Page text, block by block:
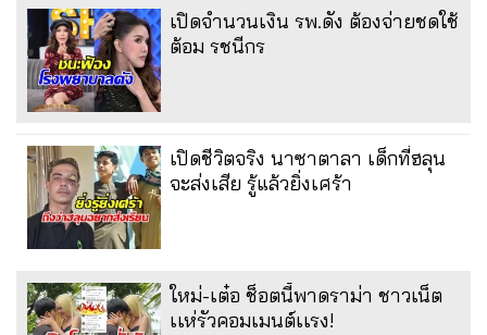
เปิดจำนวนเงิน รพ.ดัง ต้องจ่ายชดใช้
ต้อม รชนีกร
เปิดชีวิตจริง นาซาตาลา เด็กที่ฮลุน
จะส่งเสีย รู้แล้วยิ่งเศร้า
ใหม่-เต๋อ ช็อตนี้พาดราม่า ชาวเน็ต
เเห่รัวคอมเมนต์เเรง!